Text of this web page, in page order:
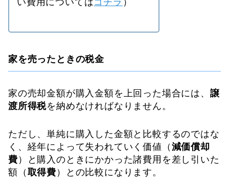
家を売ったときの税金
家の売却金額が購入金額を上回った場合には、 譲
渡所得税を納めなければなりません。
ただし、単純に購入した金額と比較するのではな
く、経年によって失われていく価値（ 減価償却
費 ）と購入のときにかかった諸費用を差し引いた
額（ 取得費 ）との比較になります。